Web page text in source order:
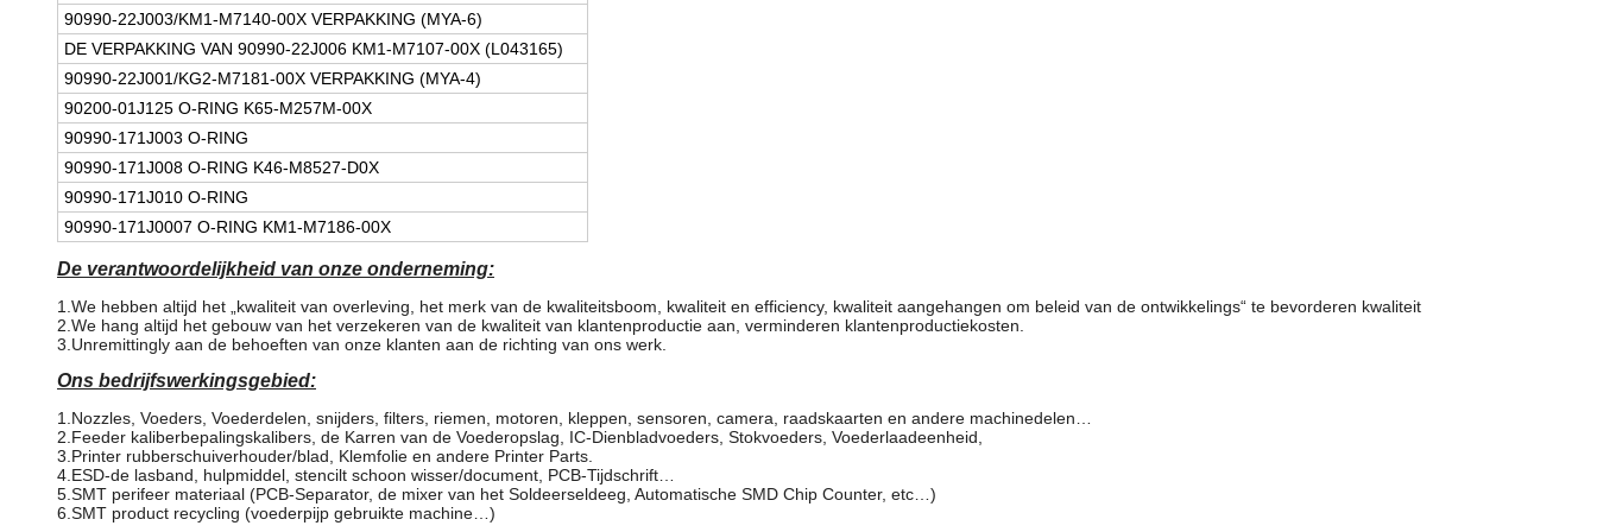
90990-22J003/KM1-M7140-00X VERPAKKING (MYA-6)
DE VERPAKKING VAN 90990-22J006 KM1-M7107-00X (L043165)
90990-22J001/KG2-M7181-00X VERPAKKING (MYA-4)
90200-01J125 O-RING K65-M257M-00X
90990-171J003 O-RING
90990-171J008 O-RING K46-M8527-D0X
90990-171J010 O-RING
90990-171J0007 O-RING KM1-M7186-00X
De verantwoordelijkheid van onze onderneming:
1.We hebben altijd het „kwaliteit van overleving, het merk van de kwaliteitsboom, kwaliteit en efficiency, kwaliteit aangehangen om beleid van de ontwikkelings“ te bevorderen kwaliteit
2.We hang altijd het gebouw van het verzekeren van de kwaliteit van klantenproductie aan, verminderen klantenproductiekosten.
3.Unremittingly aan de behoeften van onze klanten aan de richting van ons werk.
Ons bedrijfswerkingsgebied:
1.Nozzles, Voeders, Voederdelen, snijders, filters, riemen, motoren, kleppen, sensoren, camera, raadskaarten en andere machinedelen…
2.Feeder kaliberbepalingskalibers, de Karren van de Voederopslag, IC-Dienbladvoeders, Stokvoeders, Voederlaadeenheid,
3.Printer rubberschuiverhouder/blad, Klemfolie en andere Printer Parts.
4.ESD-de lasband, hulpmiddel, stencilt schoon wisser/document, PCB-Tijdschrift…
5.SMT perifeer materiaal (PCB-Separator, de mixer van het Soldeerseldeeg, Automatische SMD Chip Counter, etc…)
6.SMT product recycling (voederpijp gebruikte machine…)